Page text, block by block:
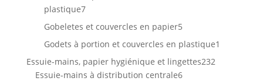
plastique77
produits
Gobeletes et couvercles en papier55
produits
Godets à portion et couvercles en plastique1
Essuie-mains, papier hygiénique et lingettes232232
Essuie-mains à distribution centrale66